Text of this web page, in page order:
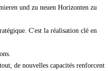
und zu neuen Horizonten zu
C'est la réalisation clé en
de nouvelles capacités renforcent